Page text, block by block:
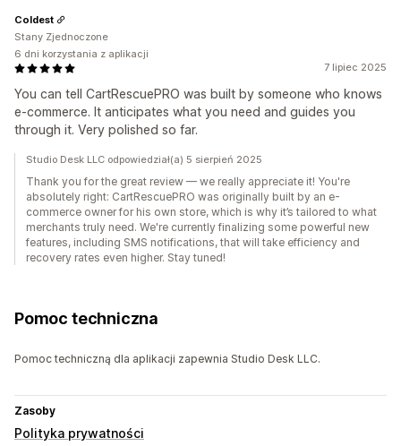
7 lipiec 2025
You can tell CartRescuePRO was built by someone who knows
e-commerce. It anticipates what you need and guides you
through it. Very polished so far.
Coldest
Stany Zjednoczone
6 dni korzystania z aplikacji
Studio Desk LLC odpowiedział(a) 5 sierpień 2025
Thank you for the great review — we really appreciate it! You're
absolutely right: CartRescuePRO was originally built by an e-
commerce owner for his own store, which is why it’s tailored to what
merchants truly need. We're currently finalizing some powerful new
features, including SMS notifications, that will take efficiency and
recovery rates even higher. Stay tuned!
Pomoc techniczna
Pomoc techniczną dla aplikacji zapewnia Studio Desk LLC.
Zasoby
Polityka prywatności